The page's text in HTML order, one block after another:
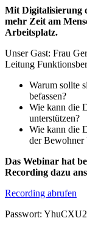
Mit Digitalisierung
mehr Zeit am
Arbeitsplatz.
Unser Gast: Frau
Leitung
Warum sollte
befassen?
Wie kann die
unterstützen?
Wie kann die
der Bewohner
Das Webinar hat
Recording dazu
Recording abrufen
Passwort: